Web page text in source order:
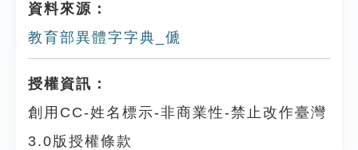
資料來源：
教育部異體字字典_傂
授權資訊：
創用CC-姓名標示-非商業性-禁止改作臺灣
3.0版授權條款